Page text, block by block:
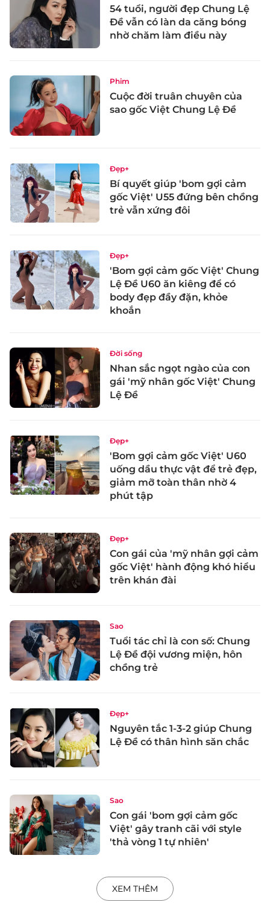
54 tuổi, người đẹp Chung Lệ
Đề vẫn có làn da căng bóng
nhờ chăm làm điều này
Phim
Cuộc đời truân chuyên của
sao gốc Việt Chung Lệ Đề
Đẹp+
Bí quyết giúp 'bom gợi cảm
gốc Việt' U55 đứng bên chồng
trẻ vẫn xứng đôi
Đẹp+
'Bom gợi cảm gốc Việt' Chung
Lệ Đề U60 ăn kiêng để có
body đẹp đầy đặn, khỏe
khoắn
Đời sống
Nhan sắc ngọt ngào của con
gái 'mỹ nhân gốc Việt' Chung
Lệ Đề
Đẹp+
'Bom gợi cảm gốc Việt' U60
uống dầu thực vật để trẻ đẹp,
giảm mỡ toàn thân nhờ 4
phút tập
Đẹp+
Con gái của 'mỹ nhân gợi cảm
gốc Việt' hành động khó hiểu
trên khán đài
Sao
Tuổi tác chỉ là con số: Chung
Lệ Đề đội vương miện, hôn
chồng trẻ
Đẹp+
Nguyên tắc 1-3-2 giúp Chung
Lệ Đề có thân hình săn chắc
Sao
Con gái 'bom gợi cảm gốc
Việt' gây tranh cãi với style
'thả vòng 1 tự nhiên'
XEM THÊM